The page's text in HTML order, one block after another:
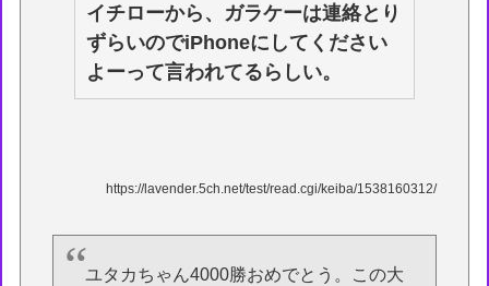
イチローから、ガラケーは連絡とり
ずらいのでiPhoneにしてください
よーって言われてるらしい。
https://lavender.5ch.net/test/read.cgi/keiba/1538160312/
ユタカちゃん4000勝おめでとう。この大